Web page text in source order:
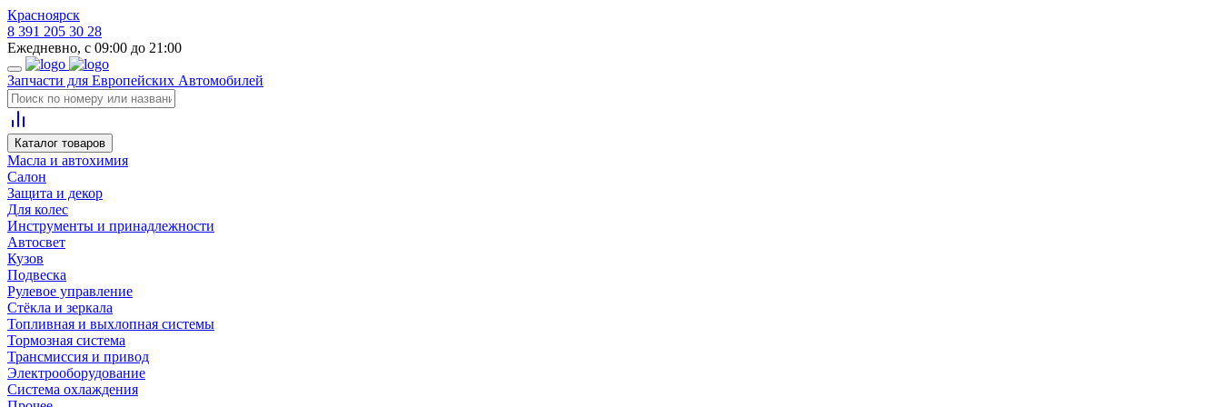
Красноярск
8 391 205 30 28
Ежедневно, с 09:00 до 21:00
Запчасти для Европейских Автомобилей
Каталог товаров
Масла и автохимия
Салон
Защита и декор
Для колес
Инструменты и принадлежности
Автосвет
Кузов
Подвеска
Рулевое управление
Стёкла и зеркала
Топливная и выхлопная системы
Тормозная система
Трансмиссия и привод
Электрооборудование
Система охлаждения